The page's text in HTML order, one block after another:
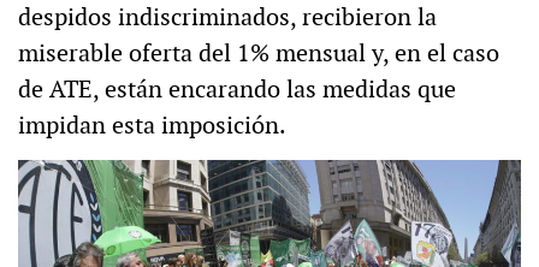
despidos indiscriminados, recibieron la
miserable oferta del 1% mensual y, en el caso
de ATE, están encarando las medidas que
impidan esta imposición.